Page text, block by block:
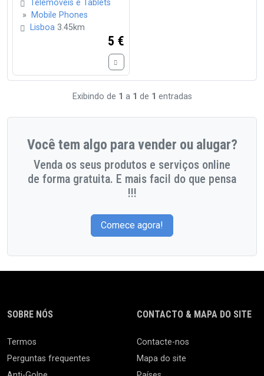
Telemóveis e Tablets
»
Mobile Phones
Lisboa 3.45km
5 €
Exibindo de 1 a 1 de 1 entradas
Você tem algo para vender ou alugar?
Venda os seus produtos e serviços online
de forma gratuita. E mais facil do que pensa
!!!
Comece agora!
SOBRE NÓS
Termos
Perguntas frequentes
CONTACTO & MAPA DO SITE
Contacte-nos
Mapa do site